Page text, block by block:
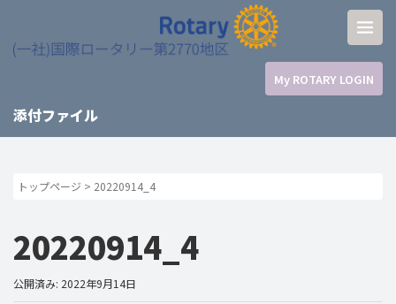
My ROTARY LOGIN
添付ファイル
トップページ > 20220914_4
20220914_4
公開済み: 2022年9月14日